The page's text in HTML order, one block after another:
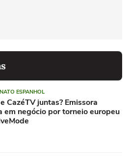
ESPANHOL
CazéTV juntas? Emissora
em negócio por torneio europeu